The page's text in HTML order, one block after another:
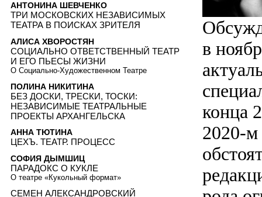
в
конца
2020-м
АНТОНИНА ШЕВЧЕНКО
ТРИ МОСКОВСКИХ НЕЗАВИСИМЫХ
ТЕАТРА В ПОИСКАХ ЗРИТЕЛЯ
АЛИСА ХВОРОСТЯН
СОЦИАЛЬНО ОТВЕТСТВЕННЫЙ ТЕАТР
И ЕГО ПЬЕСЫ ЖИЗНИ
О Социально-Художественном Театре
ПОЛИНА НИКИТИНА
БЕЗ ДОСКИ, ТРЕСКИ, ТОСКИ:
НЕЗАВИСИМЫЕ ТЕАТРАЛЬНЫЕ
ПРОЕКТЫ АРХАНГЕЛЬСКА
АННА ТЮТИНА
ЦЕХЪ. ТЕАТР. ПРОЦЕСС
СОФИЯ ДЫМШИЦ
ПАРАДОКС О КУКЛЕ
О театре «Кукольный формат»
СЕМЕН АЛЕКСАНДРОВСКИЙ